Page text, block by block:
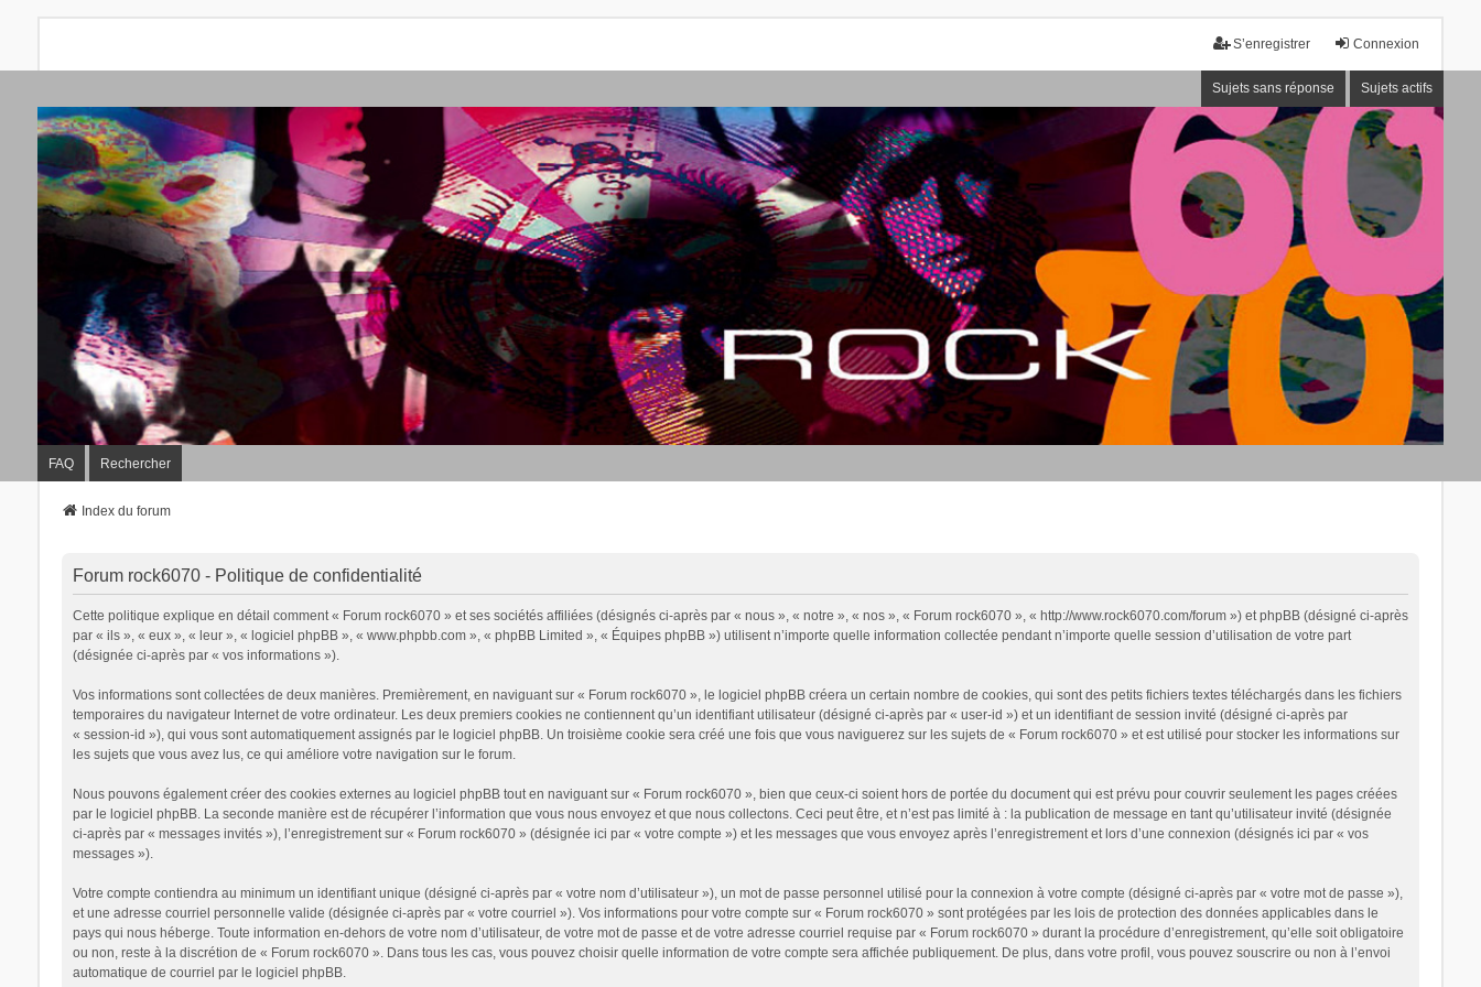
Connexion
S’enregistrer
Sujets sans réponse Sujets actifs
FAQ Rechercher
Index du forum
Forum rock6070 - Politique de confidentialité
Cette politique explique en détail comment « Forum rock6070 » et ses sociétés affiliées (désignés ci-après par « nous », « notre », « nos », « Forum rock6070 », « http://www.rock6070.com/forum ») et phpBB (désigné ci-après
par « ils », « eux », « leur », « logiciel phpBB », « www.phpbb.com », « phpBB Limited », « Équipes phpBB ») utilisent n’importe quelle information collectée pendant n’importe quelle session d’utilisation de votre part
(désignée ci-après par « vos informations »).
Vos informations sont collectées de deux manières. Premièrement, en naviguant sur « Forum rock6070 », le logiciel phpBB créera un certain nombre de cookies, qui sont des petits fichiers textes téléchargés dans les fichiers
temporaires du navigateur Internet de votre ordinateur. Les deux premiers cookies ne contiennent qu’un identifiant utilisateur (désigné ci-après par « user-id ») et un identifiant de session invité (désigné ci-après par
« session-id »), qui vous sont automatiquement assignés par le logiciel phpBB. Un troisième cookie sera créé une fois que vous naviguerez sur les sujets de « Forum rock6070 » et est utilisé pour stocker les informations sur
les sujets que vous avez lus, ce qui améliore votre navigation sur le forum.
Nous pouvons également créer des cookies externes au logiciel phpBB tout en naviguant sur « Forum rock6070 », bien que ceux-ci soient hors de portée du document qui est prévu pour couvrir seulement les pages créées
par le logiciel phpBB. La seconde manière est de récupérer l’information que vous nous envoyez et que nous collectons. Ceci peut être, et n’est pas limité à : la publication de message en tant qu’utilisateur invité (désignée
ci-après par « messages invités »), l’enregistrement sur « Forum rock6070 » (désignée ici par « votre compte ») et les messages que vous envoyez après l’enregistrement et lors d’une connexion (désignés ici par « vos
messages »).
Votre compte contiendra au minimum un identifiant unique (désigné ci-après par « votre nom d’utilisateur »), un mot de passe personnel utilisé pour la connexion à votre compte (désigné ci-après par « votre mot de passe »),
et une adresse courriel personnelle valide (désignée ci-après par « votre courriel »). Vos informations pour votre compte sur « Forum rock6070 » sont protégées par les lois de protection des données applicables dans le
pays qui nous héberge. Toute information en-dehors de votre nom d’utilisateur, de votre mot de passe et de votre adresse courriel requise par « Forum rock6070 » durant la procédure d’enregistrement, qu’elle soit obligatoire
ou non, reste à la discrétion de « Forum rock6070 ». Dans tous les cas, vous pouvez choisir quelle information de votre compte sera affichée publiquement. De plus, dans votre profil, vous pouvez souscrire ou non à l’envoi
automatique de courriel par le logiciel phpBB.